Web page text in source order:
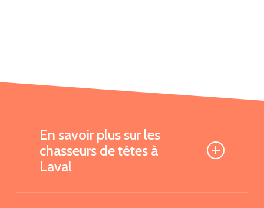
En savoir plus sur les
chasseurs de têtes à
Laval